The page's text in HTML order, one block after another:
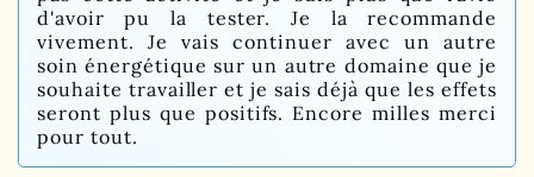
d'avoir pu la tester. Je la recommande
vivement. Je vais continuer avec un autre
soin énergétique sur un autre domaine que je
souhaite travailler et je sais déjà que les effets
seront plus que positifs. Encore milles merci
pour tout.